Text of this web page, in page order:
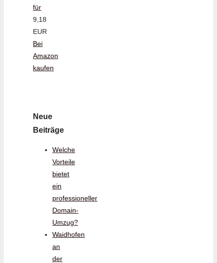
für
9,18
EUR
Bei
Amazon
kaufen
Neue
Beiträge
Welche
Vorteile
bietet
ein
professioneller
Domain-
Umzug?
Waidhofen
an
der